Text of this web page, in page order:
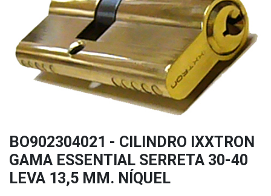
BO902304021 - CILINDRO IXXTRON
GAMA ESSENTIAL SERRETA 30-40
LEVA 13,5 MM. NÍQUEL